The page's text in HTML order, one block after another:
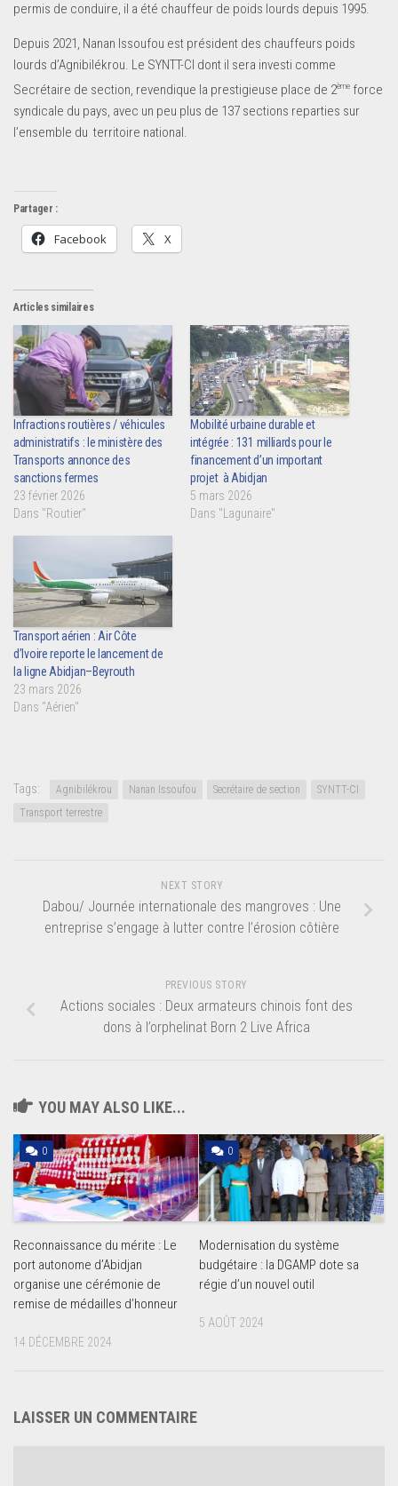
permis de conduire, il a été chauffeur de poids lourds depuis 1995.
Depuis 2021, Nanan Issoufou est président des chauffeurs poids
lourds d’Agnibilékrou. Le SYNTT-CI dont il sera investi comme
Secrétaire de section, revendique la prestigieuse place de 2ème force
syndicale du pays, avec un peu plus de 137 sections reparties sur
l’ensemble du territoire national.
Partager :
Facebook X
Articles similaires
Infractions routières / véhicules
administratifs : le ministère des
Transports annonce des
sanctions fermes
23 février 2026
Dans "Routier"
Mobilité urbaine durable et
intégrée : 131 milliards pour le
financement d’un important
projet à Abidjan
5 mars 2026
Dans "Lagunaire"
Transport aérien : Air Côte
d’Ivoire reporte le lancement de
la ligne Abidjan–Beyrouth
23 mars 2026
Dans "Aérien"
Tags: Agnibilékrou Nanan Issoufou Secrétaire de section
SYNTT-CI
Transport terrestre
NEXT STORY
Dabou/ Journée internationale des mangroves : Une
entreprise s’engage à lutter contre l’érosion côtière
PREVIOUS STORY
Actions sociales : Deux armateurs chinois font des
dons à l’orphelinat Born 2 Live Africa
YOU MAY ALSO LIKE...
0
Reconnaissance du mérite : Le
port autonome d’Abidjan
organise une cérémonie de
remise de médailles d’honneur
14 DÉCEMBRE 2024
0
Modernisation du système
budgétaire : la DGAMP dote sa
régie d’un nouvel outil
5 AOÛT 2024
LAISSER UN COMMENTAIRE